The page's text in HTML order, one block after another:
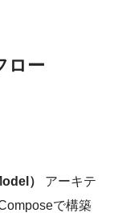
ロー
）
アーキテ
で構築